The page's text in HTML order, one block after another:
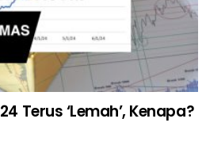
Terus ‘Lemah’, Kenapa?